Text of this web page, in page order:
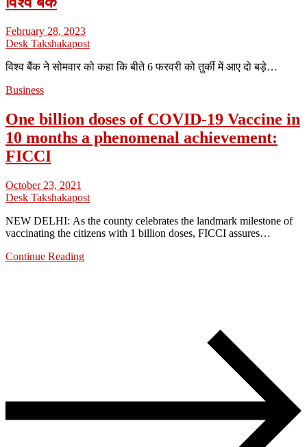
February 28, 2023
Desk Takshakapost
विश्व बैंक ने सोमवार को कहा कि बीते 6 फरवरी को तुर्की में आए दो बड़े…
Business
One billion doses of COVID-19 Vaccine in
10 months a phenomenal achievement:
FICCI
October 23, 2021
Desk Takshakapost
NEW DELHI: As the county celebrates the landmark milestone of
vaccinating the citizens with 1 billion doses, FICCI assures…
Continue Reading